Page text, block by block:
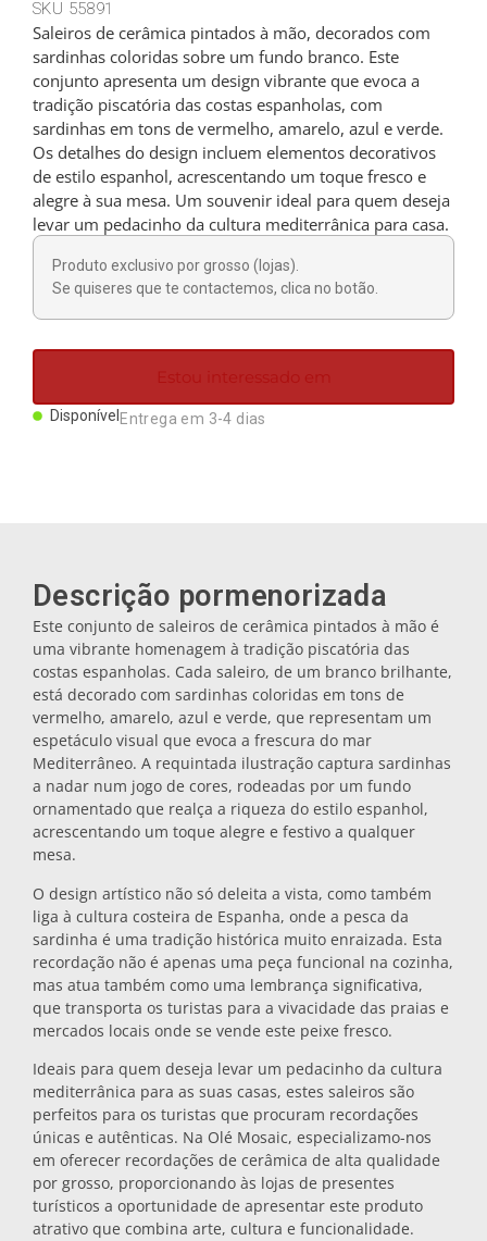
Colheres de chá
Conchas
Dedais
Figuras
Ímanes
Porta-chaves
Bases de copos
Tampas
Galheteiros
Copos
Copos de shot
Lembranças por cidade
SKU 55891
Saleiros de cerâmica pintados à mão, decorados com
sardinhas coloridas sobre um fundo branco. Este
conjunto apresenta um design vibrante que evoca a
tradição piscatória das costas espanholas, com
sardinhas em tons de vermelho, amarelo, azul e verde.
Os detalhes do design incluem elementos decorativos
de estilo espanhol, acrescentando um toque fresco e
alegre à sua mesa. Um souvenir ideal para quem deseja
levar um pedacinho da cultura mediterrânica para casa.
Produto exclusivo por grosso (lojas).
Se quiseres que te contactemos, clica no botão.
Estou interessado em
Disponível Entrega em 3-4 dias
Descrição pormenorizada
Este conjunto de saleiros de cerâmica pintados à mão é
uma vibrante homenagem à tradição piscatória das
costas espanholas. Cada saleiro, de um branco brilhante,
está decorado com sardinhas coloridas em tons de
vermelho, amarelo, azul e verde, que representam um
espetáculo visual que evoca a frescura do mar
Mediterrâneo. A requintada ilustração captura sardinhas
a nadar num jogo de cores, rodeadas por um fundo
ornamentado que realça a riqueza do estilo espanhol,
acrescentando um toque alegre e festivo a qualquer
mesa.
O design artístico não só deleita a vista, como também
liga à cultura costeira de Espanha, onde a pesca da
sardinha é uma tradição histórica muito enraizada. Esta
recordação não é apenas uma peça funcional na cozinha,
mas atua também como uma lembrança significativa,
que transporta os turistas para a vivacidade das praias e
mercados locais onde se vende este peixe fresco.
Ideais para quem deseja levar um pedacinho da cultura
mediterrânica para as suas casas, estes saleiros são
perfeitos para os turistas que procuram recordações
únicas e autênticas. Na Olé Mosaic, especializamo-nos
em oferecer recordações de cerâmica de alta qualidade
por grosso, proporcionando às lojas de presentes
turísticos a oportunidade de apresentar este produto
atrativo que combina arte, cultura e funcionalidade.